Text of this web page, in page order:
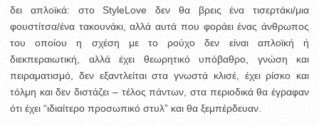
δει απλοϊκά: στο StyleLove δεν θα βρεις ένα τισερτάκι/μια
φουστίτσα/ένα τακουνάκι, αλλά αυτά που φοράει ένας άνθρωπος
του οποίου η σχέση με το ρούχο δεν είναι απλοϊκή ή
διεκπεραιωτική, αλλά έχει θεωρητικό υπόβαθρο, γνώση και
πειραματισμό, δεν εξαντλείται στα γνωστά κλισέ, έχει ρίσκο και
τόλμη και δεν διστάζει – τέλος πάντων, στα περιοδικά θα έγραφαν
ότι έχει “ιδιαίτερο προσωπικό στυλ” και θα ξεμπέρδευαν.